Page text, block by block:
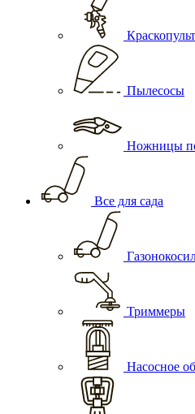
Пылесосы
Ножницы
Все для сада
Триммеры
Насосное